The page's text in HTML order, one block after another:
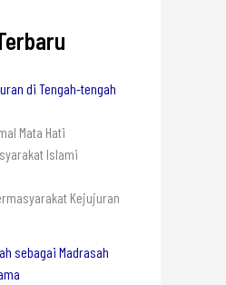
di Tengah-tengah
Mata Hati
Islami
Kejujuran
sebagai Madrasah